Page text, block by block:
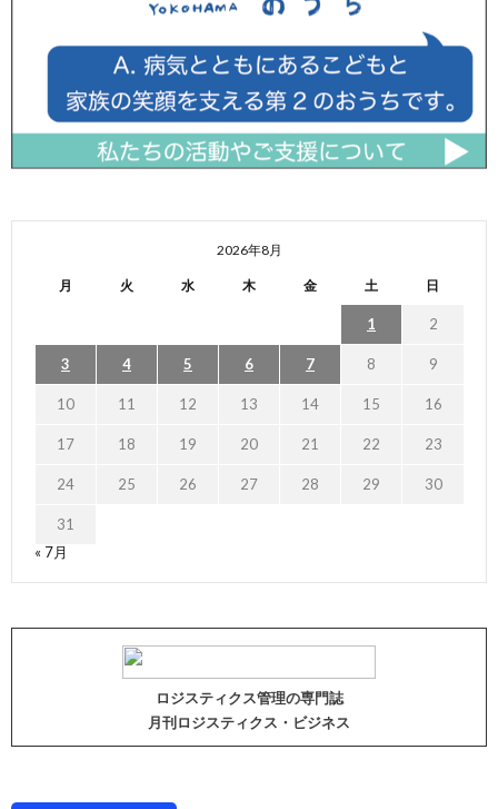
2026年8月
月 火 水 木 金 土 日
1 2
3 4 5 6 7 8 9
10 11 12 13 14 15 16
17 18 19 20 21 22 23
24 25 26 27 28 29 30
31
« 7月
ロジスティクス管理の専門誌
月刊ロジスティクス・ビジネス